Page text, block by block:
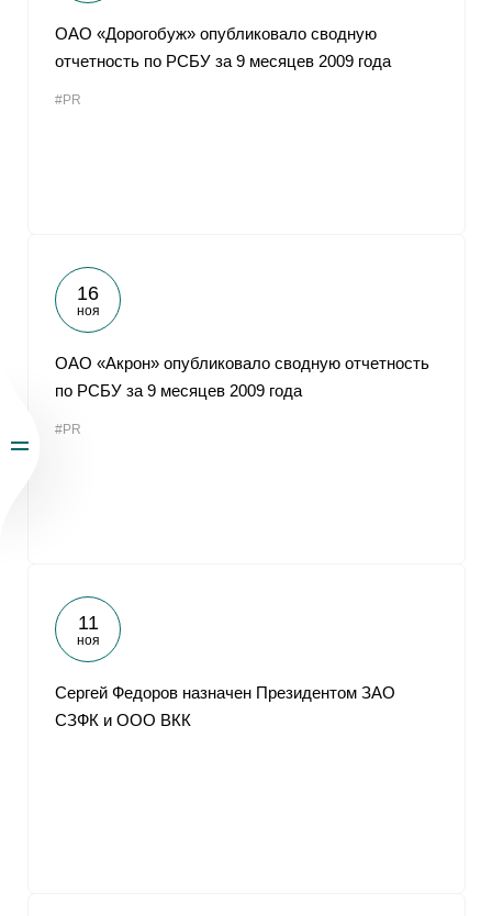
ОАО «Дорогобуж» опубликовало сводную
отчетность по РСБУ за 9 месяцев 2009 года
#PR
16
ноя
ОАО «Акрон» опубликовало сводную отчетность
по РСБУ за 9 месяцев 2009 года
#PR
11
ноя
Сергей Федоров назначен Президентом ЗАО
СЗФК и ООО ВКК